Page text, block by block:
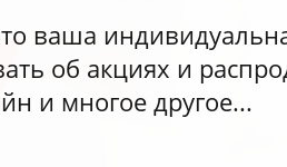
ваша
об акциях и
и многое другое...